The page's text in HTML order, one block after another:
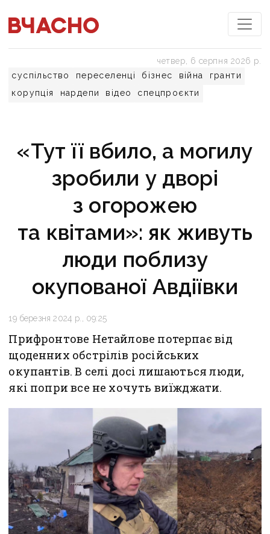
суспільство переселенці бізнес війна
гранти
корупція
нардепи відео спецпроєкти
четвер, 6 серпня 2026 р.
«Тут її вбило, а могилу
зробили у дворі
з огорожею
та квітами»: як живуть
люди поблизу
окупованої Авдіївки
19 березня 2024 р., 09:25
Прифронтове Нетайлове потерпає від
щоденних обстрілів російських
окупантів. В селі досі лишаються люди,
які попри все не хочуть виїжджати.